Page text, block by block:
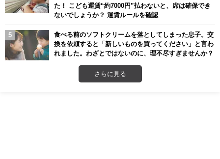
た！ こども運賃“約7000円”払わないと、席は確保でき
ないでしょうか？ 運賃ルールを確認
食べる前のソフトクリームを落としてしまった息子。交
換を依頼すると「新しいものを買ってください」と言わ
れました。わざとではないのに、理不尽すぎませんか？
さらに見る